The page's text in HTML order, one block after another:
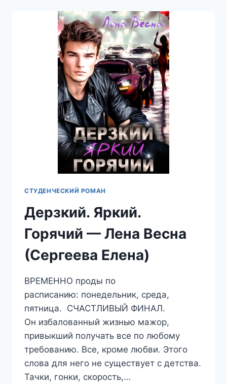
ВЕСНА
(СЕРГЕЕВА
ЕЛЕНА)
СТУДЕНЧЕСКИЙ РОМАН
Дерзкий. Яркий.
Горячий — Лена Весна
(Сергеева Елена)
ВРЕМЕННО проды по
расписанию: понедельник, среда,
пятница. СЧАСТЛИВЫЙ ФИНАЛ.
Он избалованный жизнью мажор,
привыкший получать все по любому
требованию. Все, кроме любви. Этого
слова для него не существует с детства.
Тачки, гонки, скорость,…